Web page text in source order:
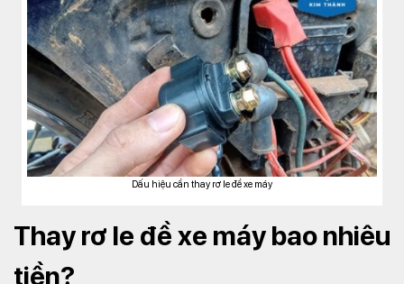
Dấu hiệu cần thay rơ le đề xe máy
Thay rơ le đề xe máy bao nhiêu
tiền?